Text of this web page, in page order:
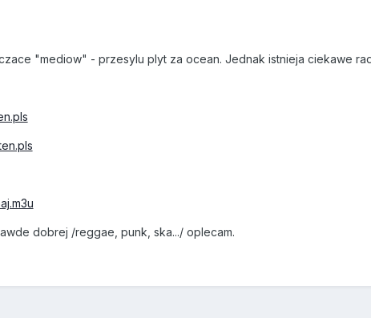
"mediow" - przesylu plyt za ocean. Jednak istnieja ciekawe
dobrej /reggae, punk, ska.../ oplecam.